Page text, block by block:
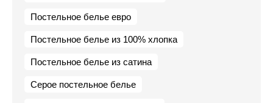
Постельное белье евро
Постельное белье из 100% хлопка
Постельное белье из сатина
Серое постельное белье